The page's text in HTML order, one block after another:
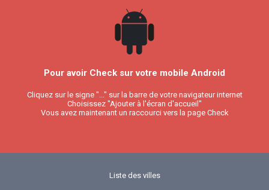
Pour avoir Check sur votre mobile Android
Cliquez sur le signe "..." sur la barre de votre navigateur internet
Choisissez "Ajouter à l'écran d'accueil"
Vous avez maintenant un raccourci vers la page Check
Liste des villes